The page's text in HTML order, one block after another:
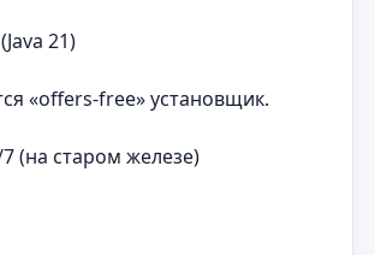
21)
«offers-free» установщик.
(на старом железе)